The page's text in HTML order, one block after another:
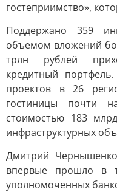
гостеприимство»,
Поддержано 359
объемом вложений
трлн рублей
кредитный
проектов в 26
гостиницы почти
стоимостью 183
инфраструктурных
Дмитрий
впервые прошло в
уполномоченных